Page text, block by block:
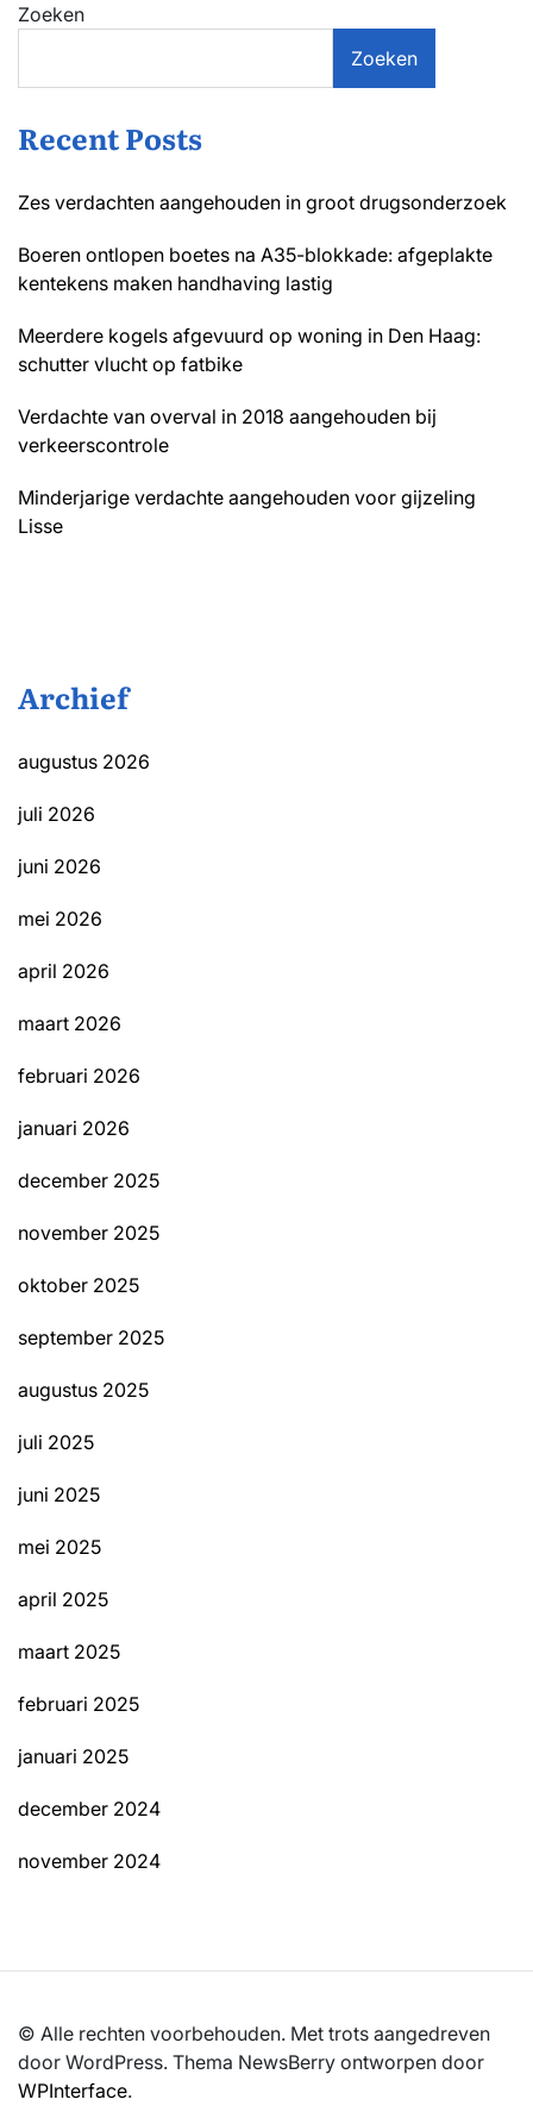
Zoeken
Zoeken
Recent Posts
Zes verdachten aangehouden in groot drugsonderzoek
Boeren ontlopen boetes na A35-blokkade: afgeplakte
kentekens maken handhaving lastig
Meerdere kogels afgevuurd op woning in Den Haag:
schutter vlucht op fatbike
Verdachte van overval in 2018 aangehouden bij
verkeerscontrole
Minderjarige verdachte aangehouden voor gijzeling
Lisse
Archief
augustus 2026
juli 2026
juni 2026
mei 2026
april 2026
maart 2026
februari 2026
januari 2026
december 2025
november 2025
oktober 2025
september 2025
augustus 2025
juli 2025
juni 2025
mei 2025
april 2025
maart 2025
februari 2025
januari 2025
december 2024
november 2024
© Alle rechten voorbehouden. Met trots aangedreven
door WordPress. Thema NewsBerry ontworpen door
WPInterface.